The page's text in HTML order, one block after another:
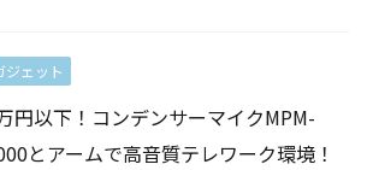
ジェット
円以下！コンデンサーマイクMPM-
とアームで高音質テレワーク環境！